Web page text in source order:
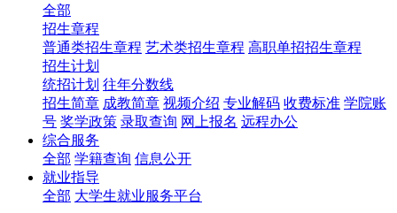
全部
招生章程
普通类招生章程 艺术类招生章程 高职单招招生章程
招生计划
统招计划 往年分数线
招生简章 成教简章 视频介绍 专业解码 收费标准 学院账
号 奖学政策 录取查询 网上报名 远程办公
综合服务
全部 学籍查询 信息公开
就业指导
全部 大学生就业服务平台